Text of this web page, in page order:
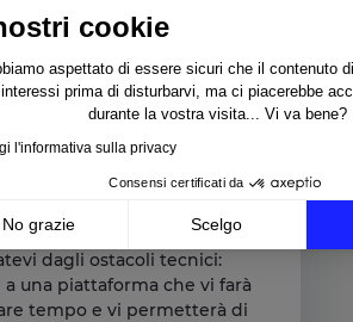
cookie
aspettato di essere sicuri che il contenuto
interessi prima di disturbarvi, ma ci piacerebbe
durante la vostra visita... Vi va bene?
l'informativa sulla privacy
Consensi certificati da
No grazie
Scelgo
consentdi Gestione del Consenso: Personalizza
piattaforma ti consente di personalizzare
l’efficienza della
vostra attività
dagli ostacoli tecnici:
una piattaforma che vi farà
tempo e vi permetterà di